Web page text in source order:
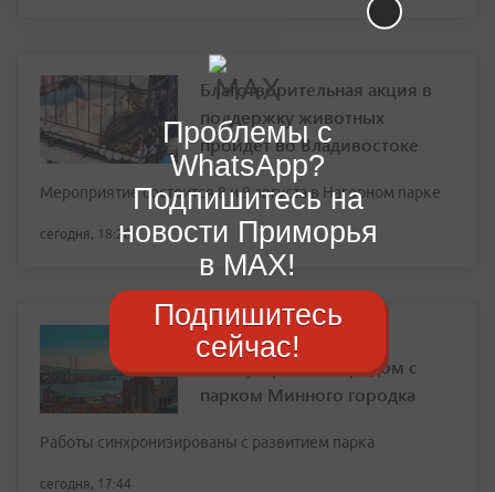
Благотворительная акция в
поддержку животных
пройдет во Владивостоке
Мероприятие состоится 8 и 9 августа в Нагорном парке
сегодня, 18:28
Дорогу и тротуары
благоустраивают рядом с
парком Минного городка
Работы синхронизированы с развитием парка
сегодня, 17:44
Проблемы с
WhatsApp?
Подпишитесь на
новости Приморья
в MAX!
Подпишитесь
сейчас!